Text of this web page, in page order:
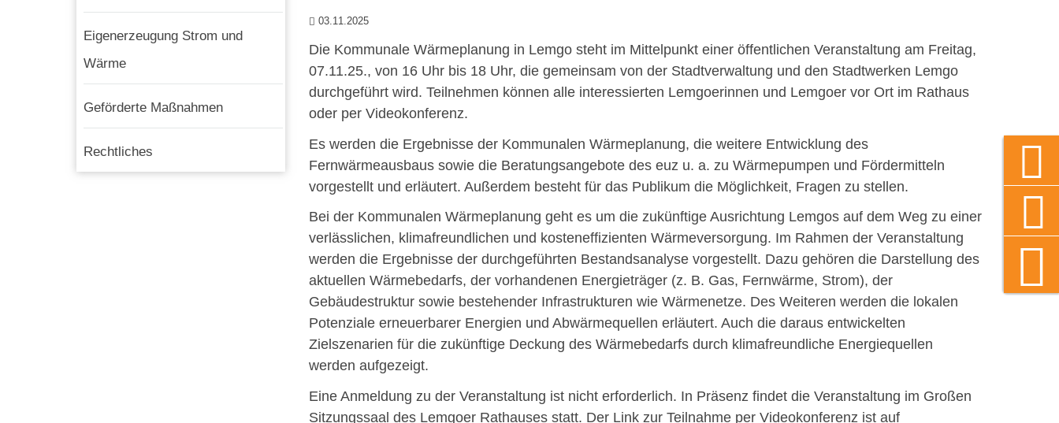
03.11.2025
Die Kommunale Wärmeplanung in Lemgo steht im Mittelpunkt einer öffentlichen Veranstaltung am Freitag,
07.11.25., von 16 Uhr bis 18 Uhr, die gemeinsam von der Stadtverwaltung und den Stadtwerken Lemgo
durchgeführt wird. Teilnehmen können alle interessierten Lemgoerinnen und Lemgoer vor Ort im Rathaus
oder per Videokonferenz.
Es werden die Ergebnisse der Kommunalen Wärmeplanung, die weitere Entwicklung des
Fernwärmeausbaus sowie die Beratungsangebote des euz u. a. zu Wärmepumpen und Fördermitteln
vorgestellt und erläutert. Außerdem besteht für das Publikum die Möglichkeit, Fragen zu stellen.
Bei der Kommunalen Wärmeplanung geht es um die zukünftige Ausrichtung Lemgos auf dem Weg zu einer
verlässlichen, klimafreundlichen und kosteneffizienten Wärmeversorgung. Im Rahmen der Veranstaltung
werden die Ergebnisse der durchgeführten Bestandsanalyse vorgestellt. Dazu gehören die Darstellung des
aktuellen Wärmebedarfs, der vorhandenen Energieträger (z. B. Gas, Fernwärme, Strom), der
Gebäudestruktur sowie bestehender Infrastrukturen wie Wärmenetze. Des Weiteren werden die lokalen
Potenziale erneuerbarer Energien und Abwärmequellen erläutert. Auch die daraus entwickelten
Zielszenarien für die zukünftige Deckung des Wärmebedarfs durch klimafreundliche Energiequellen
werden aufgezeigt.
Eine Anmeldung zu der Veranstaltung ist nicht erforderlich. In Präsenz findet die Veranstaltung im Großen
Sitzungssaal des Lemgoer Rathauses statt. Der Link zur Teilnahme per Videokonferenz ist auf
Eigenerzeugung Strom und
Wärme
Geförderte Maßnahmen
Rechtliches